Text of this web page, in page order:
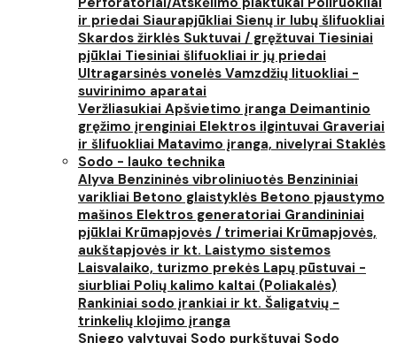
ir priedai Siaurapjūkliai Sienų ir lubų šlifuokliai
Skardos žirklės Suktuvai / gręžtuvai Tiesiniai
pjūklai Tiesiniai šlifuokliai ir jų priedai
Ultragarsinės vonelės Vamzdžių lituokliai -
suvirinimo aparatai
Veržliasukiai Apšvietimo įranga Deimantinio
gręžimo įrenginiai Elektros ilgintuvai Graveriai
ir šlifuokliai Matavimo įranga, nivelyrai Staklės
Sodo - lauko technika
Alyva Benzininės vibroliniuotės Benzininiai
varikliai Betono glaistyklės Betono pjaustymo
mašinos Elektros generatoriai Grandininiai
pjūklai Krūmapjovės / trimeriai Krūmapjovės,
aukštapjovės ir kt. Laistymo sistemos
Laisvalaiko, turizmo prekės Lapų pūstuvai -
siurbliai Polių kalimo kaltai (Poliakalės)
Rankiniai sodo įrankiai ir kt. Šaligatvių -
trinkelių klojimo įranga
Sniego valytuvai Sodo purkštuvai Sodo